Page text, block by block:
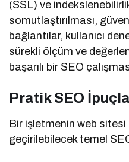
(SSL) ve
somutlaştırılması,
bağlantılar, kullanıcı
sürekli ölçüm ve
başarılı bir SEO
Pratik SEO
Bir işletmenin web
geçirilebilecek temel